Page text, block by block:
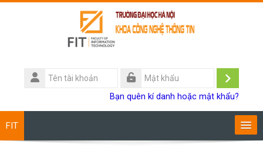
Tên
tài
Đăng
Bạn quên kí danh hoặc mật khẩu?
FIT